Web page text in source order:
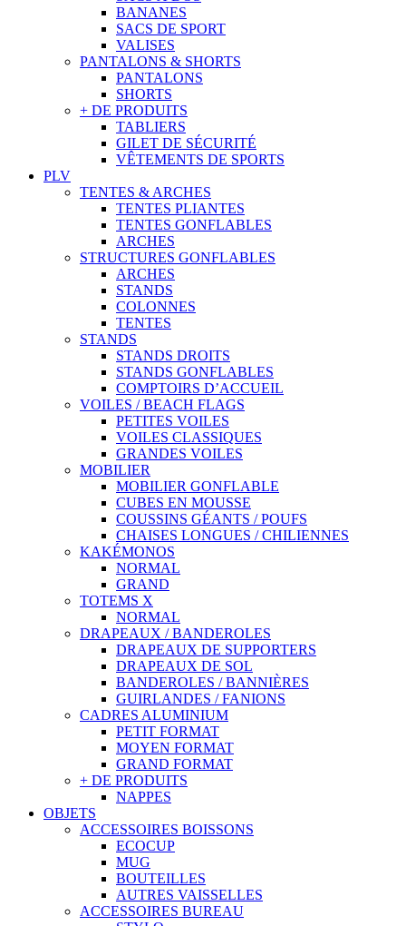
BANANES
SACS DE SPORT
VALISES
PANTALONS & SHORTS
PANTALONS
SHORTS
+ DE PRODUITS
TABLIERS
GILET DE SÉCURITÉ
VÊTEMENTS DE SPORTS
PLV
TENTES & ARCHES
TENTES PLIANTES
TENTES GONFLABLES
ARCHES
STRUCTURES GONFLABLES
ARCHES
STANDS
COLONNES
TENTES
STANDS
STANDS DROITS
STANDS GONFLABLES
COMPTOIRS D’ACCUEIL
VOILES / BEACH FLAGS
PETITES VOILES
VOILES CLASSIQUES
GRANDES VOILES
MOBILIER
MOBILIER GONFLABLE
CUBES EN MOUSSE
COUSSINS GÉANTS / POUFS
CHAISES LONGUES / CHILIENNES
KAKÉMONOS
NORMAL
GRAND
TOTEMS X
NORMAL
DRAPEAUX / BANDEROLES
DRAPEAUX DE SUPPORTERS
DRAPEAUX DE SOL
BANDEROLES / BANNIÈRES
GUIRLANDES / FANIONS
CADRES ALUMINIUM
PETIT FORMAT
MOYEN FORMAT
GRAND FORMAT
+ DE PRODUITS
NAPPES
OBJETS
ACCESSOIRES BOISSONS
ECOCUP
MUG
BOUTEILLES
AUTRES VAISSELLES
ACCESSOIRES BUREAU